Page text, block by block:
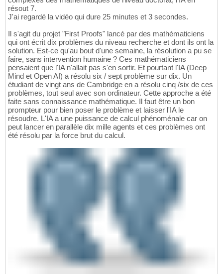
résout 7.
J'ai regardé la vidéo qui dure 25 minutes et 3 secondes.
Il s'agit du projet "First Proofs" lancé par des mathématiciens
qui ont écrit dix problèmes du niveau recherche et dont ils ont la
solution. Est-ce qu'au bout d'une semaine, la résolution a pu se
faire, sans intervention humaine ? Ces mathématiciens
pensaient que l'IA n'allait pas s'en sortir. Et pourtant l'IA (Deep
Mind et Open AI) a résolu six / sept problème sur dix. Un
étudiant de vingt ans de Cambridge en a résolu cinq /six de ces
problèmes, tout seul avec son ordinateur. Cette approche a été
faite sans connaissance mathématique. Il faut être un bon
prompteur pour bien poser le problème et laisser l'IA le
résoudre. L'IA a une puissance de calcul phénoménale car on
peut lancer en parallèle dix mille agents et ces problèmes ont
été résolu par la force brut du calcul.